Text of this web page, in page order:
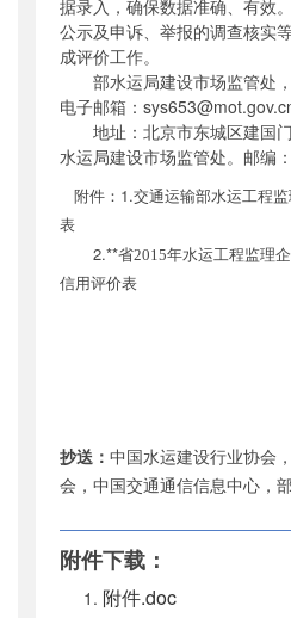
据录入，确保数据准确、有效
公示及申诉、举报的调查核实
成评价工作。
部水运局建设市场监管处，
电子邮箱：
地址：北京市东城区建国
水运局建设市场监管处。邮编：
附件：1.交通运输部水运工程
表
2.**省2015年水运工程监理
信用评价表
抄送： 中国水运建设行业协会
会，中国交通通信信息中心，
附件下载：
附件.doc